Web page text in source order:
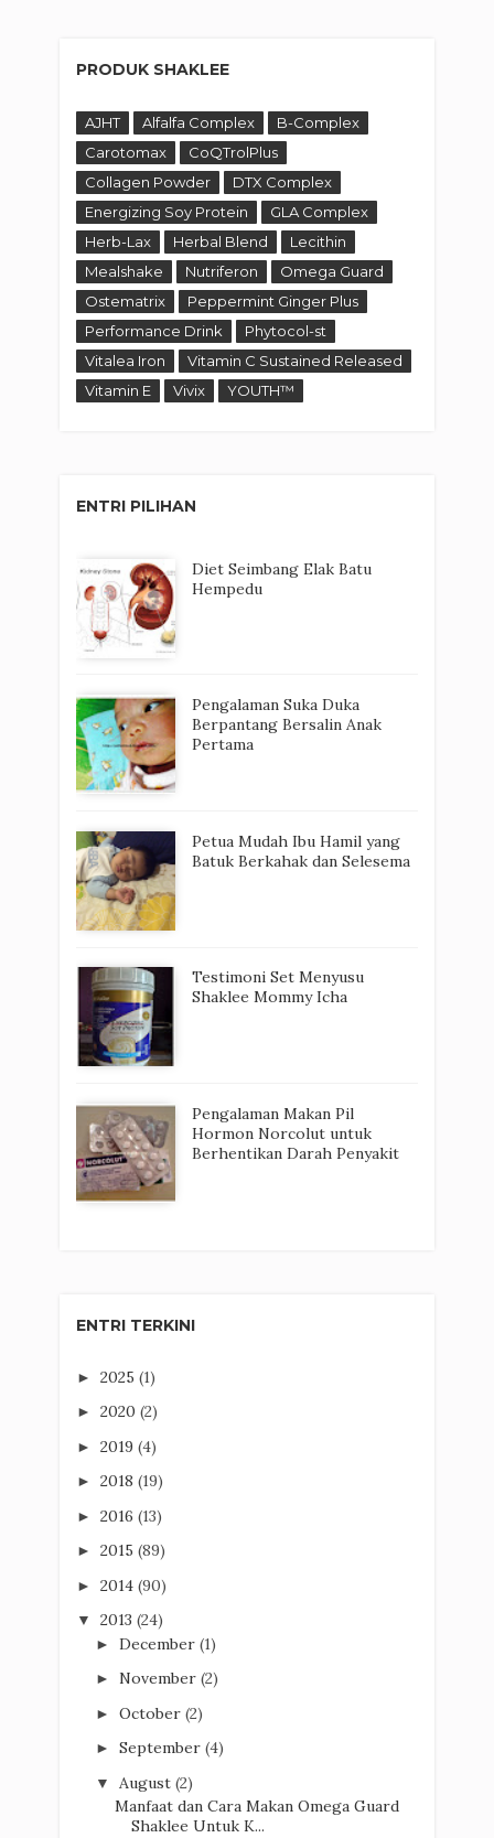
PRODUK SHAKLEE
AJHT Alfalfa Complex
B-Complex
Carotomax
CoQTrolPlus
Collagen Powder
DTX Complex
Energizing Soy Protein
GLA Complex
Herb-Lax
Herbal Blend
Lecithin
Mealshake
Nutriferon
Omega Guard
Ostematrix
Peppermint Ginger Plus
Performance Drink
Phytocol-st
Vitalea Iron
Vitamin C Sustained Released
Vitamin E
Vivix YOUTH™
ENTRI PILIHAN
Diet Seimbang Elak Batu
Hempedu
Pengalaman Suka Duka
Berpantang Bersalin Anak
Pertama
Petua Mudah Ibu Hamil yang
Batuk Berkahak dan Selesema
Testimoni Set Menyusu
Shaklee Mommy Icha
Pengalaman Makan Pil
Hormon Norcolut untuk
Berhentikan Darah Penyakit
ENTRI TERKINI
► 2025 (1)
► 2020 (2)
► 2019 (4)
► 2018 (19)
► 2016 (13)
► 2015 (89)
► 2014 (90)
▼ 2013 (24)
► December (1)
► November (2)
► October (2)
► September (4)
▼ August (2)
Manfaat dan Cara Makan Omega Guard
Shaklee Untuk K...